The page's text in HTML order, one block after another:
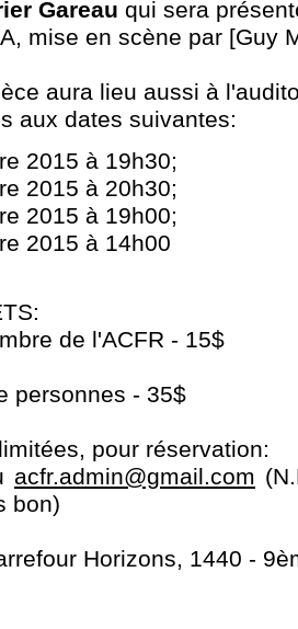
Gareau qui sera
mise en scène par [Guy
aura lieu aussi à
aux dates suivantes:
2015 à 19h30;
2015 à 20h30;
2015 à 19h00;
2015 à 14h00
de l'ACFR - 15$
personnes - 35$
pour réservation:
acfr.admin@gmail.com
bon)
Horizons, 1440 -